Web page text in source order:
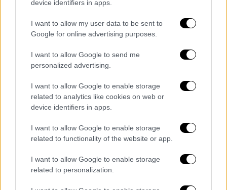
device identifiers in apps.
I want to allow my user data to be sent to
Google for online advertising purposes.
I want to allow Google to send me
personalized advertising.
I want to allow Google to enable storage
related to analytics like cookies on web or
device identifiers in apps.
I want to allow Google to enable storage
related to functionality of the website or app.
I want to allow Google to enable storage
related to personalization.
και όπως είπε ο τραγουδιστής μετά από
κάθε περιστατικό της ζήταγε συγγνώμη,
έπεφτε στα πόδια της και έλεγε ότι δεν θα
Κούγιας: Θα υπάρξουν εκπλήξεις
Παρόλα αυτά, ο συνήγορος του τραγουδιστή,
Αλέξης Κούγιας, μέσω ανακοίνωσης από το
δικηγορικό του γραφείο,
συγκεκριμένα πλάνα και τόνισε ότι «θα
υπάρξουν εκπλήξεις».
Απαντώντας στη μήνυση που υποβλήθηκε
από την πλευρά Αδαμαντίδη σημείωσε: «Η